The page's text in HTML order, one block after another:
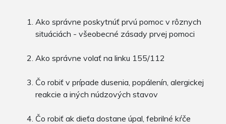
Ako správne poskytnúť prvú pomoc v rôznych
situáciách - všeobecné zásady prvej pomoci
Ako správne volať na linku 155/112
Čo robiť v prípade dusenia, popálenín, alergickej
reakcie a iných núdzových stavov
Čo robiť ak dieťa dostane úpal, febrilné kŕče